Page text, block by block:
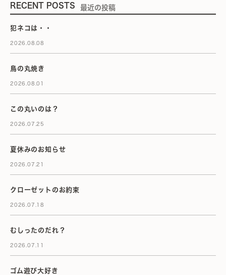
RECENT POSTS 最近の投稿
犯ネコは・・
2026.08.08
鳥の丸焼き
2026.08.01
この丸いのは？
2026.07.25
夏休みのお知らせ
2026.07.21
クローゼットのお約束
2026.07.18
むしったのだれ？
2026.07.11
ゴム遊び大好き